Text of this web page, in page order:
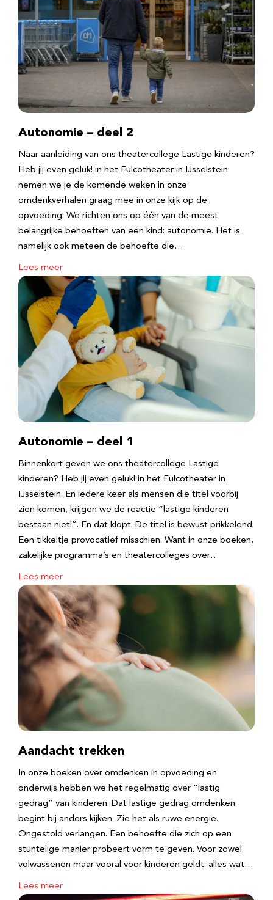
Autonomie – deel 2
Naar aanleiding van ons theatercollege Lastige kinderen?
Heb jij even geluk! in het Fulcotheater in IJsselstein
nemen we je de komende weken in onze
omdenkverhalen graag mee in onze kijk op de
opvoeding. We richten ons op één van de meest
belangrijke behoeften van een kind: autonomie. Het is
namelijk ook meteen de behoefte die…
Lees meer
Autonomie – deel 1
Binnenkort geven we ons theatercollege Lastige
kinderen? Heb jij even geluk! in het Fulcotheater in
IJsselstein. En iedere keer als mensen die titel voorbij
zien komen, krijgen we de reactie “lastige kinderen
bestaan niet!”. En dat klopt. De titel is bewust prikkelend.
Een tikkeltje provocatief misschien. Want in onze boeken,
zakelijke programma’s en theatercolleges over…
Lees meer
Aandacht trekken
In onze boeken over omdenken in opvoeding en
onderwijs hebben we het regelmatig over “lastig
gedrag” van kinderen. Dat lastige gedrag omdenken
begint bij anders kijken. Zie het als ruwe energie.
Ongestold verlangen. Een behoefte die zich op een
stuntelige manier probeert vorm te geven. Voor zowel
volwassenen maar vooral voor kinderen geldt: alles wat…
Lees meer